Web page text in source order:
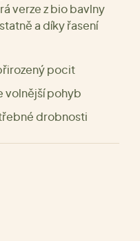
verze z bio bavlny
a díky řasení
pocit
volnější pohyb
drobnosti